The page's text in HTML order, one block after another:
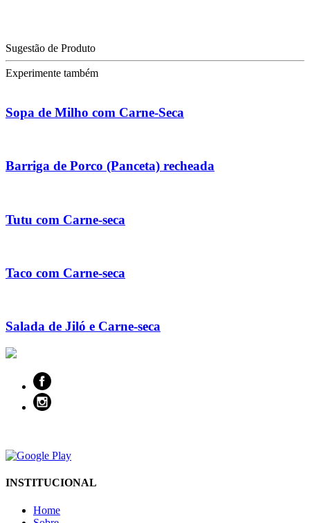
Sugestão de Produto
Experimente também
Sopa de Milho com Carne-Seca
Barriga de Porco (Panceta) recheada
Tutu com Carne-seca
Taco com Carne-seca
Salada de Jiló e Carne-seca
INSTITUCIONAL
Home